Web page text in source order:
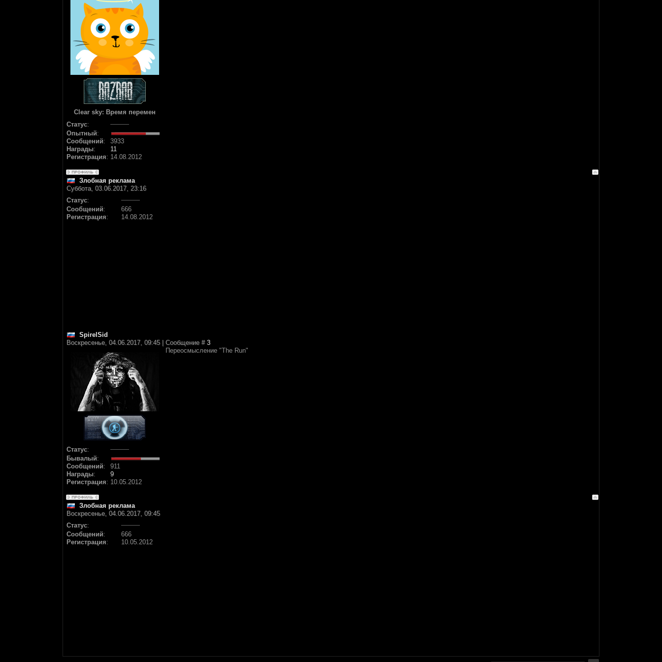
Clear sky: Время перемен
Статус:
Опытный:
Сообщений:
3933
Награды:
11
Регистрация: 14.08.2012
Злобная реклама
Суббота, 03.06.2017, 23:16
Статус:
Сообщений:
666
Регистрация: 14.08.2012
SpirelSid
Воскресенье, 04.06.2017, 09:45 | Сообщение # 3
Статус:
Бывалый:
Сообщений:
911
Награды:
9
Регистрация: 10.05.2012
Переосмысление "The Run"
Злобная реклама
Воскресенье, 04.06.2017, 09:45
Статус:
Сообщений:
666
Регистрация: 10.05.2012